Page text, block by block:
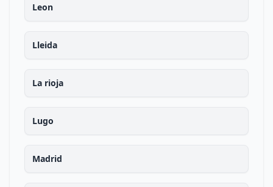
Leon
Lleida
La rioja
Lugo
Madrid